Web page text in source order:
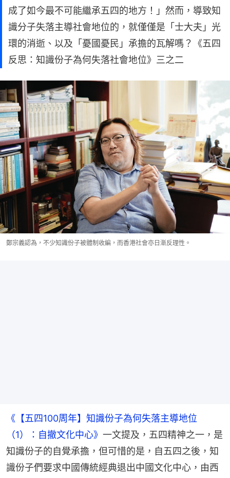
成了如今最不可能繼承五四的地方！」然而，導致知
識分子失落主導社會地位的，就僅僅是「士大夫」光
環的消逝、以及「憂國憂民」承擔的瓦解嗎？《五四
反思：知識份子為何失落社會地位》三之二
鄭宗義認為，不少知識份子被體制收編，而香港社會亦日漸反理性。
《【五四100周年】知識份子為何失落主導地位
（1）：自撤文化中心》 一文提及，五四精神之一，是
知識份子的自覺承擔，但可惜的是，自五四之後，知
識份子們要求中國傳統經典退出中國文化中心，由西